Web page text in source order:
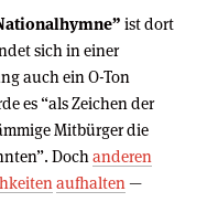
ist dort
sich in einer
auch ein O-Ton
es “als Zeichen der
Mitbürger die
Doch anderen
aufhalten —